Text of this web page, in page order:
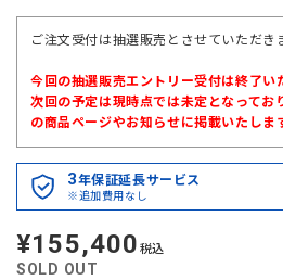
ご注文受付は抽選販売とさせていただき
今回の抽選販売エントリー受付は終了い
次回の予定は現時点では未定となってお
の商品ページやお知らせに掲載いたしま
3年保証延長サービス
※追加費用なし
定
価
¥155,400 税込
SOLD OUT